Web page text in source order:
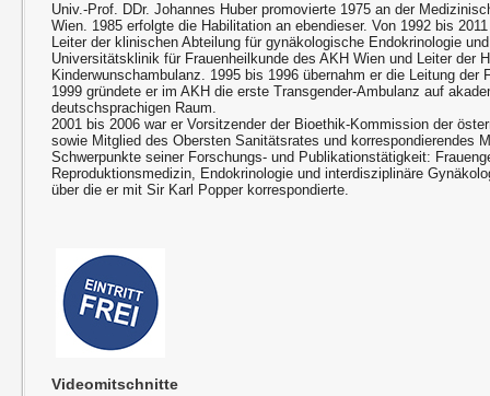
Univ.-Prof. DDr. Johannes Huber promovierte 1975 an der
Wien. 1985 erfolgte die Habilitation an ebendieser. Von 1992 bis
Leiter der klinischen Abteilung für gynäkologische Endokrinologie
Universitätsklinik für Frauenheilkunde des AKH Wien und Leiter der
Kinderwunschambulanz. 1995 bis 1996 übernahm er die Leitung der
1999 gründete er im AKH die erste Transgender-Ambulanz auf
deutschsprachigen Raum.
2001 bis 2006 war er Vorsitzender der Bioethik-Kommission der
sowie Mitglied des Obersten Sanitätsrates und korrespondierendes
Schwerpunkte seiner Forschungs- und Publikationstätigkeit:
Reproduktionsmedizin, Endokrinologie und interdisziplinäre
über die er mit Sir Karl Popper korrespondierte.
Videomitschnitte